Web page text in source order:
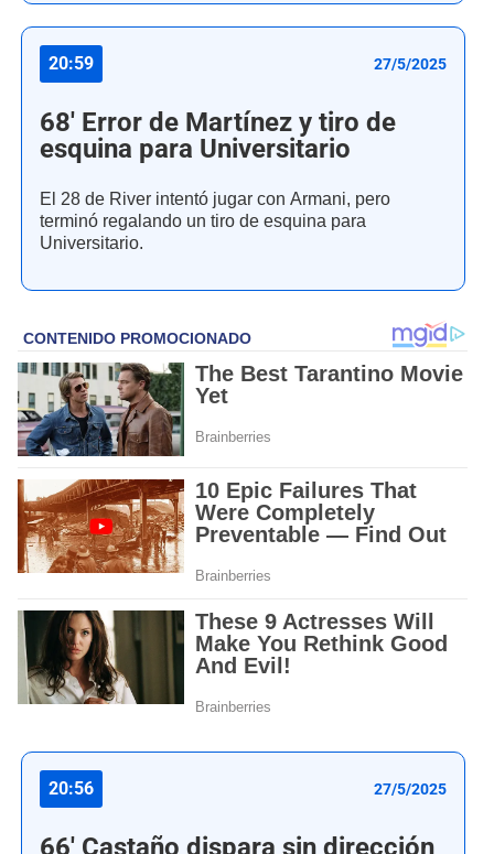
20:59 27/5/2025
68' Error de Martínez y tiro de
esquina para Universitario
El 28 de River intentó jugar con Armani, pero
terminó regalando un tiro de esquina para
Universitario.
20:56 27/5/2025
66' Castaño dispara sin dirección